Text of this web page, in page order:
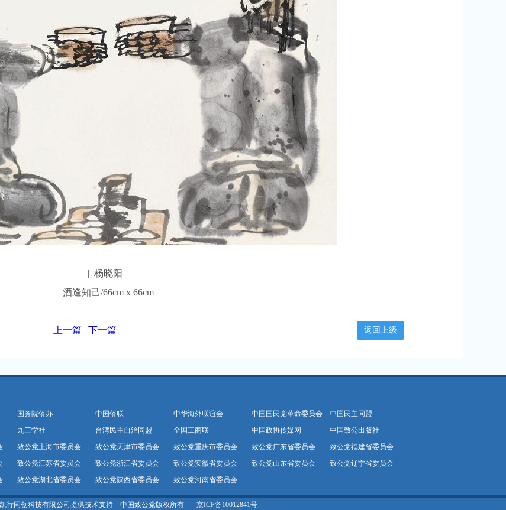
| 杨晓阳 |
酒逢知己/66cm x 66cm
上一篇 | 下一篇
国务院侨办 中国侨联 中华海外联谊会 中国国民党革命委员会
中国民主同盟
九三学社 台湾民主自治同盟 全国工商联 中国政协传媒网
中国致公出版社
致公党上海市委员会 致公党天津市委员会 致公党重庆市委员会 致公党广东省委员会
致公党福建省委员会
致公党江苏省委员会 致公党浙江省委员会 致公党安徽省委员会 致公党山东省委员会
致公党辽宁省委员会
致公党湖北省委员会 致公党陕西省委员会 致公党河南省委员会
行同创科技有限公司提供技术支持－中国致公党版权所有 京ICP备10012841号